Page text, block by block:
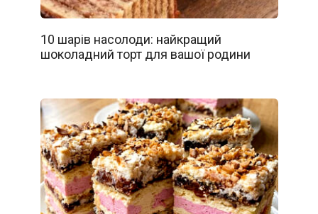
10 шарів насолоди: найкращий
шоколадний торт для вашої родини